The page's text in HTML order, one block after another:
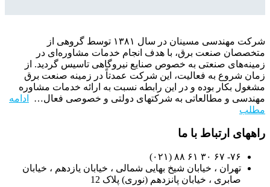
شرکت مهندسی مسینان در سال ۱۳۸۱ توسط گروهی از
متخصصان صنعت برق، با هدف انجام خدمات مشاوره‌ای در
زمینه‌های صنعتی به خصوص صنایع نیروگاهی تاسیس گردید. از
زمان شروع به فعالیت، این شرکت عمدتاً در زمینه صنعت برق
مشغول بکار بوده و در این رابطه نسبت به ارائه خدمات مشاوره
مهندسی و مطالعاتی به شرکتهای دولتی و خصوصی فعال…
ادامه
مطلب
راههای ارتباط با ما
۷۶- ۶۷ ۳۰ ۶۱ ۸۸ (۰۲۱)
تهران ، خیابان شیخ بهایی شمالی ، خیابان یازدهم ، خیابان
صابری ، خیابان پانزدهم (نوری) پلاک 12